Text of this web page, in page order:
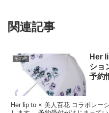
関連記事
その他
Her
ショ
予約
Her lip to × 美人百花 コラボレー